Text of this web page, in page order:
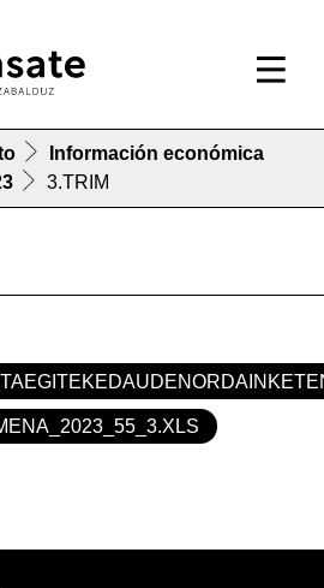
Información económica
3.TRIM